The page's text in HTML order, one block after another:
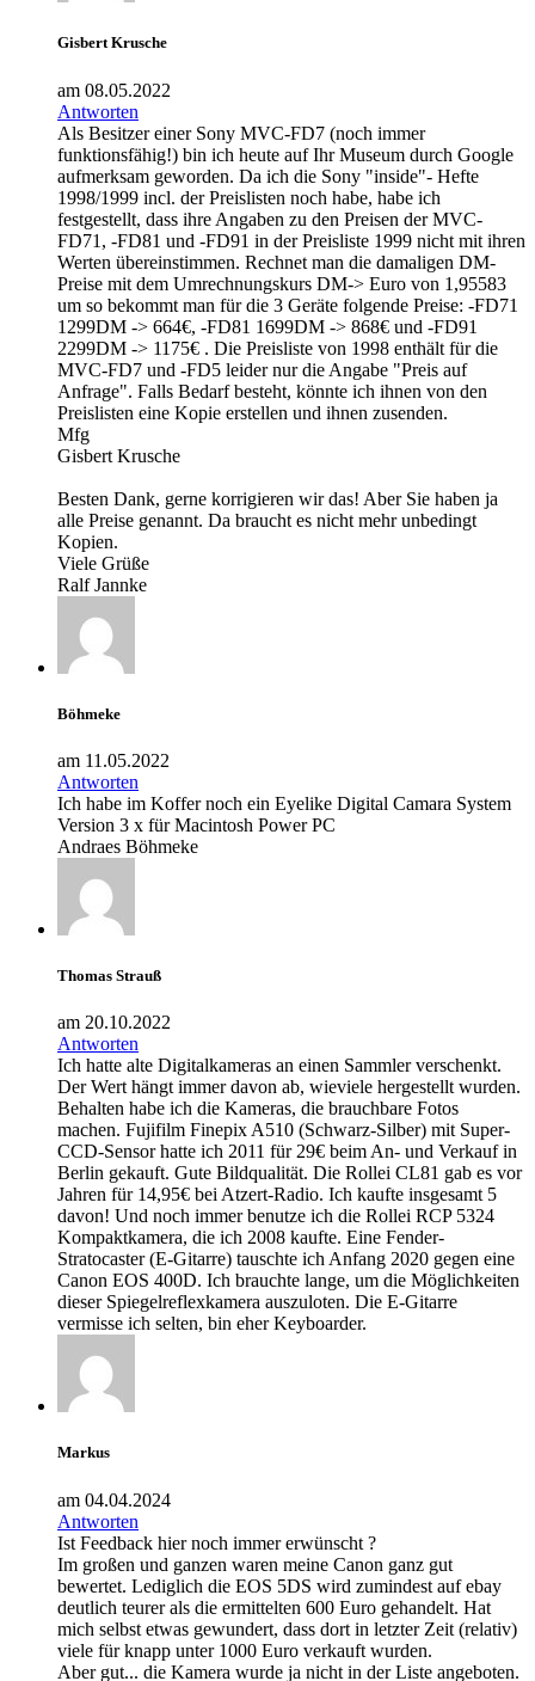
Gisbert Krusche
am 08.05.2022
Antworten
Als Besitzer einer Sony MVC-FD7 (noch immer
funktionsfähig!) bin ich heute auf Ihr Museum durch Google
aufmerksam geworden. Da ich die Sony "inside"- Hefte
1998/1999 incl. der Preislisten noch habe, habe ich
festgestellt, dass ihre Angaben zu den Preisen der MVC-
FD71, -FD81 und -FD91 in der Preisliste 1999 nicht mit ihren
Werten übereinstimmen. Rechnet man die damaligen DM-
Preise mit dem Umrechnungskurs DM-> Euro von 1,95583
um so bekommt man für die 3 Geräte folgende Preise: -FD71
1299DM -> 664€, -FD81 1699DM -> 868€ und -FD91
2299DM -> 1175€ . Die Preisliste von 1998 enthält für die
MVC-FD7 und -FD5 leider nur die Angabe "Preis auf
Anfrage". Falls Bedarf besteht, könnte ich ihnen von den
Preislisten eine Kopie erstellen und ihnen zusenden.
Mfg
Gisbert Krusche
Besten Dank, gerne korrigieren wir das! Aber Sie haben ja
alle Preise genannt. Da braucht es nicht mehr unbedingt
Kopien.
Viele Grüße
Ralf Jannke
Böhmeke
am 11.05.2022
Antworten
Ich habe im Koffer noch ein Eyelike Digital Camara System
Version 3 x für Macintosh Power PC
Andraes Böhmeke
Thomas Strauß
am 20.10.2022
Antworten
Ich hatte alte Digitalkameras an einen Sammler verschenkt.
Der Wert hängt immer davon ab, wieviele hergestellt wurden.
Behalten habe ich die Kameras, die brauchbare Fotos
machen. Fujifilm Finepix A510 (Schwarz-Silber) mit Super-
CCD-Sensor hatte ich 2011 für 29€ beim An- und Verkauf in
Berlin gekauft. Gute Bildqualität. Die Rollei CL81 gab es vor
Jahren für 14,95€ bei Atzert-Radio. Ich kaufte insgesamt 5
davon! Und noch immer benutze ich die Rollei RCP 5324
Kompaktkamera, die ich 2008 kaufte. Eine Fender-
Stratocaster (E-Gitarre) tauschte ich Anfang 2020 gegen eine
Canon EOS 400D. Ich brauchte lange, um die Möglichkeiten
dieser Spiegelreflexkamera auszuloten. Die E-Gitarre
vermisse ich selten, bin eher Keyboarder.
Markus
am 04.04.2024
Antworten
Ist Feedback hier noch immer erwünscht ?
Im großen und ganzen waren meine Canon ganz gut
bewertet. Lediglich die EOS 5DS wird zumindest auf ebay
deutlich teurer als die ermittelten 600 Euro gehandelt. Hat
mich selbst etwas gewundert, dass dort in letzter Zeit (relativ)
viele für knapp unter 1000 Euro verkauft wurden.
Aber gut... die Kamera wurde ja nicht in der Liste angeboten.